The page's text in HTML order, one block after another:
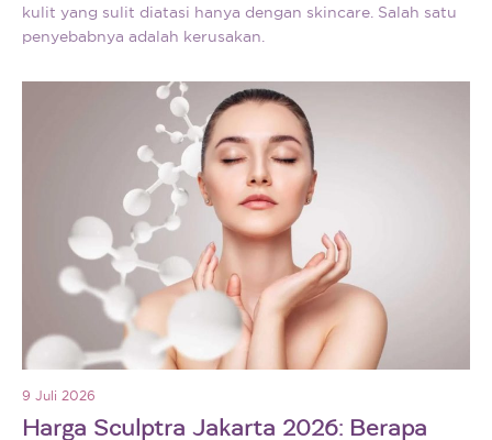
kulit yang sulit diatasi hanya dengan skincare. Salah satu
penyebabnya adalah kerusakan.
9 Juli 2026
Harga Sculptra Jakarta 2026: Berapa